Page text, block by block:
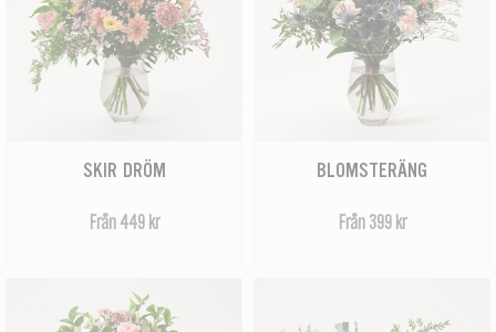
SKIR DRÖM
Från 449 kr
BLOMSTERÄNG
Från 399 kr